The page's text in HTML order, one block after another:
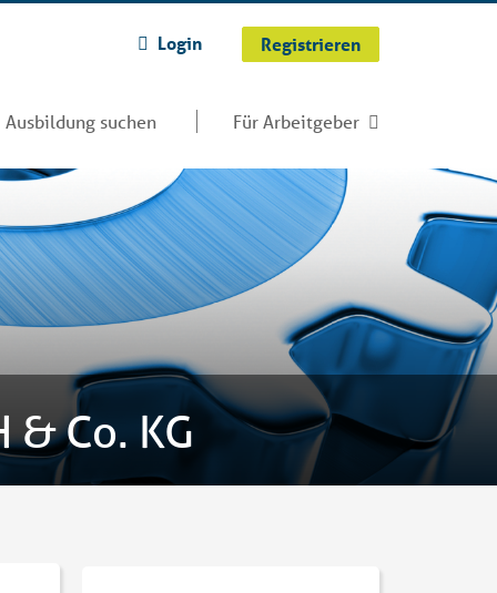
Login Registrieren
Ausbildung suchen Für Arbeitgeber
Co. KG